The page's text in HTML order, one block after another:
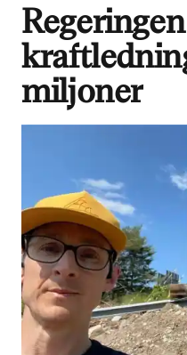
miljoner